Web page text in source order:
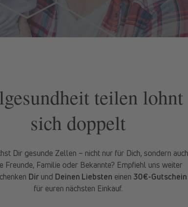
teilen lohnt
sich doppelt
Dir gesunde Zellen – nicht nur für Dich, sondern auch
Freunde, Familie oder Bekannte? Empfiehl uns weiter
Dir und Deinen Liebsten einen 30€-Gutschein
für euren nächsten Einkauf.